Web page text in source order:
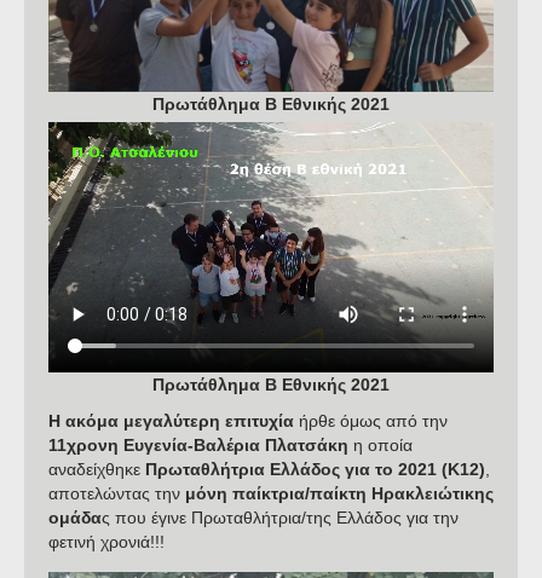
Πρωτάθλημα Β Εθνικής 2021
Πρωτάθλημα Β Εθνικής 2021
Η ακόμα μεγαλύτερη επιτυχία ήρθε όμως από την
11χρονη Ευγενία-Βαλέρια Πλατσάκη η οποία
αναδείχθηκε Πρωταθλήτρια Ελλάδος για το 2021 (Κ12),
αποτελώντας την μόνη παίκτρια/παίκτη Ηρακλειώτικης
ομάδας που έγινε Πρωταθλήτρια/της Ελλάδος για την
φετινή χρονιά!!!